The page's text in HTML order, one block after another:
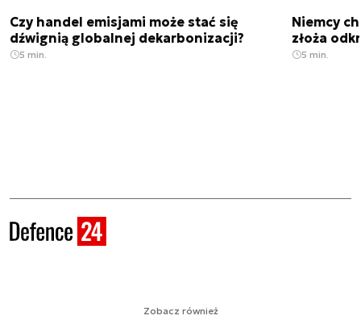
Czy handel emisjami może stać się
dźwignią globalnej dekarbonizacji?
5 min.
Niemcy
złoża
5 min.
Zobacz również